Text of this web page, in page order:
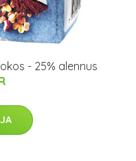
- 25% alennus